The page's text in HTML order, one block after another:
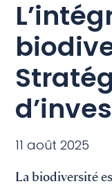
11 août 2025
La biodiversité